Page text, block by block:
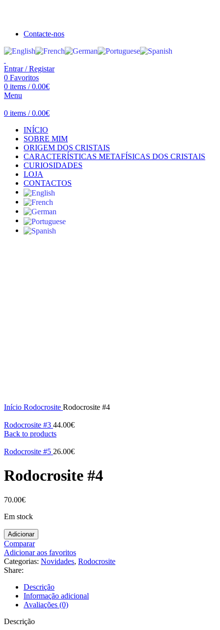
Contacte-nos
Entrar / Registar
0 Favoritos
0 items / 0.00€
Menu
0 items / 0.00€
INÍCIO
SOBRE MIM
ORIGEM DOS CRISTAIS
CARACTERÍSTICAS METAFÍSICAS DOS CRISTAIS
CURIOSIDADES
LOJA
CONTACTOS
Início Rodocrosite Rodocrosite #4
Rodocrosite #3 44.00€
Back to products
Rodocrosite #5 26.00€
Rodocrosite #4
70.00€
Em stock
Adicionar
Comparar
Adicionar aos favoritos
Categorias: Novidades, Rodocrosite
Share:
Descrição
Informação adicional
Avaliações (0)
Descrição